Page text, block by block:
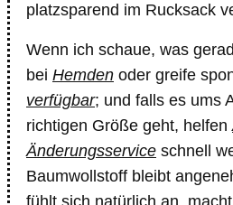
platzsparend im Rucksack
Wenn ich schaue, was
bei Hemden oder greife
verfügbar; und falls es ums
richtigen Größe geht, helfen
Änderungsservice schnell
Baumwollstoff bleibt
fühlt sich natürlich an,